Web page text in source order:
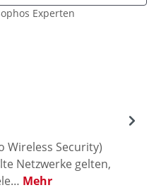
Experten
Wireless Security)
Netzwerke gelten,
Mehr